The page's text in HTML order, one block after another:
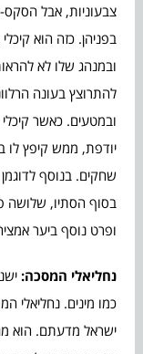
צבעוניות, אבל
בפניהן. כזה הוא
ובמנהג שלו לא
להתרוצץ בעונה
ובמטעים. כאשר
יודפת, ממש קיפץ
שחקים. בנוסף
בסוף הסתיו, שלושה
ופרט נוסף ביער
נחליאלי המסכה:
כמו מינים. נחליאלי
ישראל מדעתם. הוא